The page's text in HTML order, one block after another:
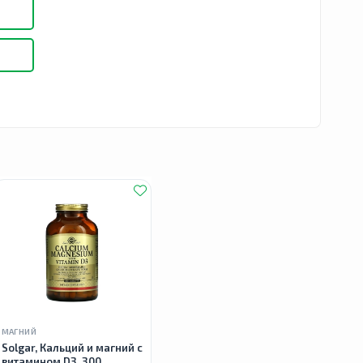
МАГНИЙ
Solgar, Кальций и магний с